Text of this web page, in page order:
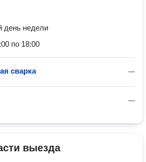
день недели
по 18:00
—
сварка
—
выезда